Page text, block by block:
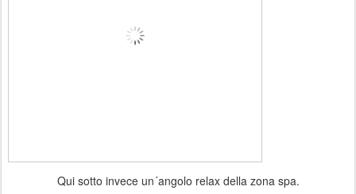
Qui sotto invece un´angolo relax della zona spa.